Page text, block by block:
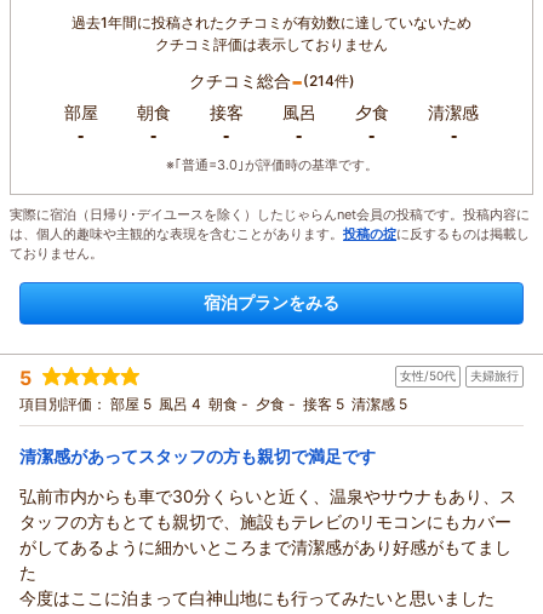
過去1年間に投稿されたクチコミが有効数に達していないため
クチコミ評価は表示しておりません
クチコミ総合-(214件)
部屋
-
朝食
-
接客
-
風呂
-
夕食
-
清潔感
-
※｢普通=3.0｣が評価時の基準です。
実際に宿泊（日帰り･デイユースを除く）したじゃらんnet会員の投稿です。投稿内容に
は、個人的趣味や主観的な表現を含むことがあります。 投稿の掟に反するものは掲載し
ておりません。
宿泊プランをみる
5 女性/50代 夫婦旅行
項目別評価： 部屋 5 風呂 4 朝食 - 夕食 - 接客 5 清潔感 5
清潔感があってスタッフの方も親切で満足です
弘前市内からも車で30分くらいと近く、温泉やサウナもあり、ス
タッフの方もとても親切で、施設もテレビのリモコンにもカバー
がしてあるように細かいところまで清潔感があり好感がもてまし
た
今度はここに泊まって白神山地にも行ってみたいと思いました